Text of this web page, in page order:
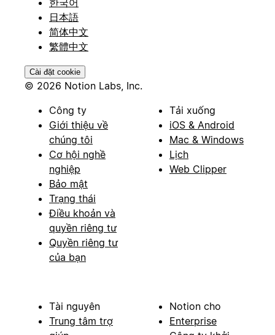
한국어
日本語
简体中文
繁體中文
Cài đặt cookie
© 2026 Notion Labs, Inc.
Công ty
Giới thiệu về
chúng tôi
Cơ hội nghề
nghiệp
Bảo mật
Trạng thái
Điều khoản và
quyền riêng tư
Quyền riêng tư
của bạn
Tải xuống
iOS & Android
Mac & Windows
Lịch
Web Clipper
Tài nguyên
Trung tâm trợ
Notion cho
Enterprise